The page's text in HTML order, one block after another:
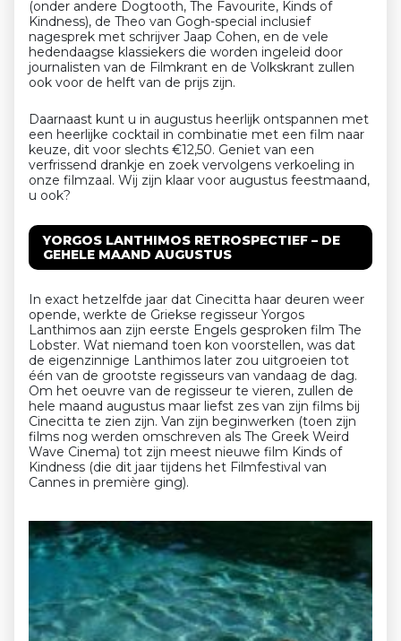
(onder andere Dogtooth, The Favourite, Kinds of
Kindness), de Theo van Gogh-special inclusief
nagesprek met schrijver Jaap Cohen, en de vele
hedendaagse klassiekers die worden ingeleid door
journalisten van de Filmkrant en de Volkskrant zullen
ook voor de helft van de prijs zijn.
Daarnaast kunt u in augustus heerlijk ontspannen met
een heerlijke cocktail in combinatie met een film naar
keuze, dit voor slechts €12,50. Geniet van een
verfrissend drankje en zoek vervolgens verkoeling in
onze filmzaal. Wij zijn klaar voor augustus feestmaand,
u ook?
YORGOS LANTHIMOS RETROSPECTIEF – DE
GEHELE MAAND AUGUSTUS
In exact hetzelfde jaar dat Cinecitta haar deuren weer
opende, werkte de Griekse regisseur Yorgos
Lanthimos aan zijn eerste Engels gesproken film The
Lobster. Wat niemand toen kon voorstellen, was dat
de eigenzinnige Lanthimos later zou uitgroeien tot
één van de grootste regisseurs van vandaag de dag.
Om het oeuvre van de regisseur te vieren, zullen de
hele maand augustus maar liefst zes van zijn films bij
Cinecitta te zien zijn. Van zijn beginwerken (toen zijn
films nog werden omschreven als The Greek Weird
Wave Cinema) tot zijn meest nieuwe film Kinds of
Kindness (die dit jaar tijdens het Filmfestival van
Cannes in première ging).